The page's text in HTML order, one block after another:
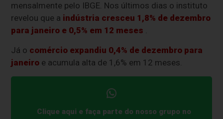
mensalmente pelo IBGE. Nos últimos dias o instituto
revelou que a indústria cresceu 1,8% de dezembro
para janeiro e 0,5% em 12 meses .
Já o comércio expandiu 0,4% de dezembro para
janeiro e acumula alta de 1,6% em 12 meses.
Clique aqui e faça parte do nosso grupo no